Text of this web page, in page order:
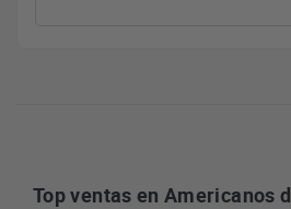
Top ventas en Americanos